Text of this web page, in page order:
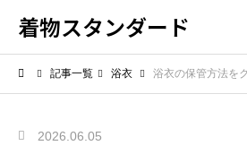
着物スタンダード
記事一覧 浴衣 浴衣の保管方法をクロー
2026.06.05